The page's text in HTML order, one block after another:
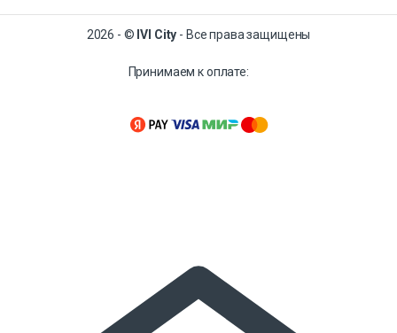
2026 - © IVI City - Все права защищены
Принимаем к оплате: